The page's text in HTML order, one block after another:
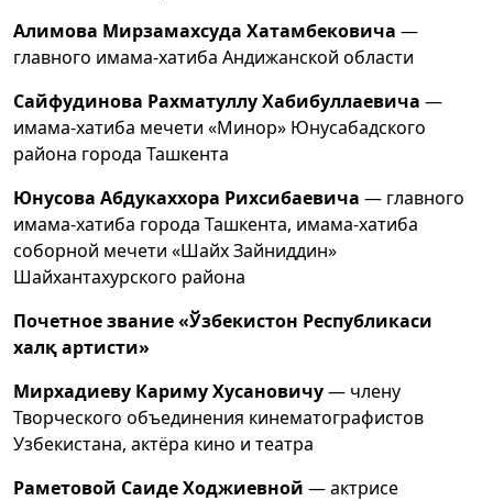
Алимова Мирзамахсуда Хатамбековича —
главного имама-хатиба Андижанской области
Сайфудинова Рахматуллу Хабибуллаевича —
имама-хатиба мечети «Минор» Юнусабадского
района города Ташкента
Юнусова Абдукаххора Рихсибаевича — главного
имама-хатиба города Ташкента, имама-хатиба
соборной мечети «Шайх Зайниддин»
Шайхантахурского района
Почетное звание «Ўзбекистон Республикаси
халқ артисти»
Мирхадиеву Кариму Хусановичу— члену
Творческого объединения кинематографистов
Узбекистана, актёра кино и театра
Раметовой Саиде Ходжиевной — актрисе